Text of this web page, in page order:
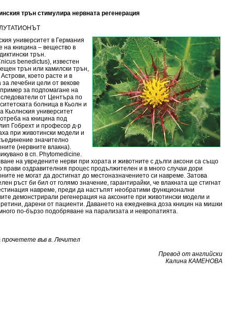
трън стимулира нервната регенерация
университет в Германия
на кницина – вещество в
трън.
benedictus), известен
трън или камилски трън,
което расте и в
лечебни цели от векове
за подпомагане на
от Центъра по
болница в Кьолн и
Кьолнския университет
на кницина под
Гобрехт и професор д-р
при животински модели и
значително
(нервните влакна).
в сп. Phytomedicine.
на увредените нерви при хората и животните с дълги аксони са също
прави оздравителния процес продължителен и в много случаи дори
не могат да достигнат до местоназначението си навреме. Затова
ръст би бил от голямо значение, гарантирайки, че влакната ще стигнат
навреме, преди да настъпят необратими функционални
демонстрирали регенерация на аксоните при животински модели и
ретини, дарени от пациенти. Даването на ежедневна доза кницин на мишки
по-бързо подобряване на парализата и невропатията.
във в. Лечител
Превод от английски
Калина КАМЕНОВА